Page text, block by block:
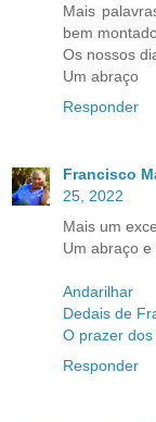
Mais
bem
Os nossos
Um abraço
Responder
Francisco
25, 2022
Mais um
Um abraço e
Andarilhar
Dedais de
O prazer dos
Responder